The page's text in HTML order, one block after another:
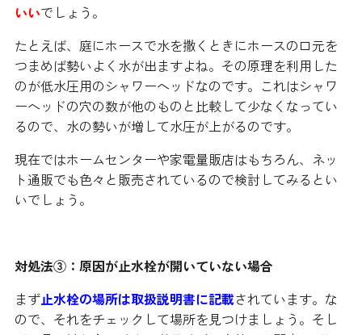
いいでしょう。
たとえば、庭にホースで水を撒くときにホースの口元を
つまめば勢いよく水が出ますよね。その原理を利用した
のが低水圧用のシャワーヘッドなのです。これはシャワ
ーヘッドの穴の数が他のものと比較して少なくなってい
るので、水の勢いが増して水圧が上がるのです。
現在ではホームセンターや家電量販店はもちろん、ネッ
ト通販でも色々と販売されているので検討してみるとい
いでしょう。
対処法③：原因が止水栓が開いていない場合
まず止水栓の場所は取扱説明書に記載されています。な
ので、それをチェックして場所を見つけましょう。そし